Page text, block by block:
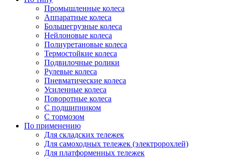
Промышленные колеса
Аппаратные колеса
Большегрузные колеса
Нейлоновые колеса
Полиуретановые колеса
Термостойкие колеса
Подвилочные ролики
Рулевые колеса
Пневматические колеса
Усиленные колеса
Поворотные колеса
С подшипником
С тормозом
По применению
Для складских тележек
Для самоходных тележек (электророхлей)
Для платформенных тележек